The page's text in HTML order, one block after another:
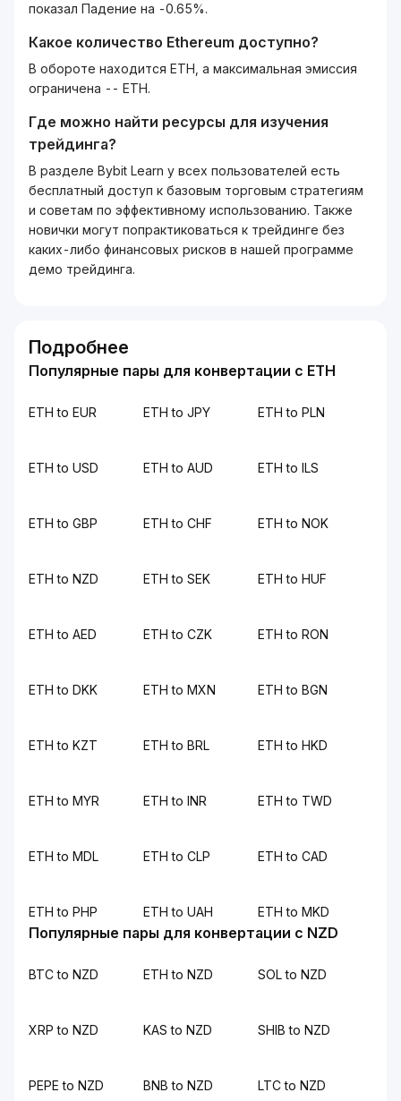
показал Падение на -0.65%.
Какое количество Ethereum доступно?
В обороте находится ETH, а максимальная эмиссия
ограничена -- ETH.
Где можно найти ресурсы для изучения
трейдинга?
В разделе Bybit Learn у всех пользователей есть
бесплатный доступ к базовым торговым стратегиям
и советам по эффективному использованию. Также
новички могут попрактиковаться к трейдинге без
каких-либо финансовых рисков в нашей программе
демо трейдинга.
Подробнее
Популярные пары для конвертации с ETH
ETH to EUR ETH to JPY ETH to PLN
ETH to USD ETH to AUD ETH to ILS
ETH to GBP ETH to CHF ETH to NOK
ETH to NZD ETH to SEK ETH to HUF
ETH to AED ETH to CZK ETH to RON
ETH to DKK ETH to MXN ETH to BGN
ETH to KZT ETH to BRL ETH to HKD
ETH to MYR ETH to INR ETH to TWD
ETH to MDL ETH to CLP ETH to CAD
ETH to PHP ETH to UAH ETH to MKD
Популярные пары для конвертации с NZD
BTC to NZD ETH to NZD SOL to NZD
XRP to NZD KAS to NZD SHIB to NZD
PEPE to NZD BNB to NZD LTC to NZD